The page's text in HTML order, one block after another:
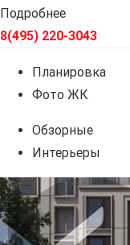
Подробнее
8(495) 220-3043
Планировка
Фото ЖК
Обзорные
Интерьеры